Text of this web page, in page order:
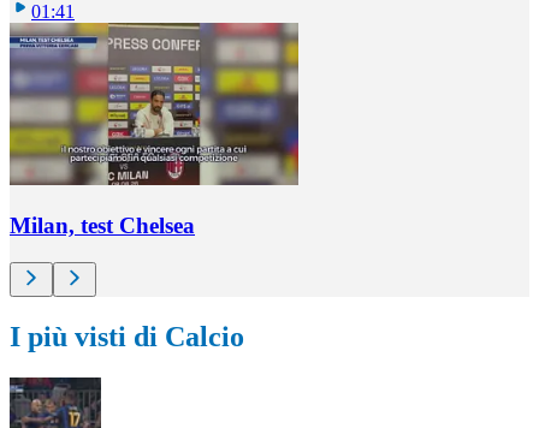
01:41
Milan, test Chelsea
I più visti di Calcio